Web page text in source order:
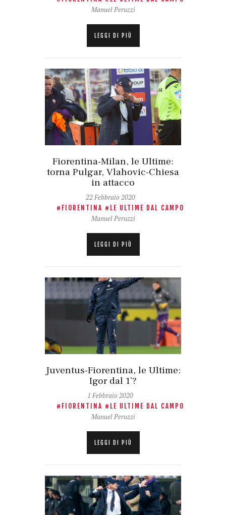
Manuel Peruzzi
LEGGI DI PIÙ
Fiorentina-Milan, le Ultime:
torna Pulgar, Vlahovic-Chiesa
in attacco
22 Febbraio 2020
FIORENTINA LE ULTIME DAL CAMPO
Manuel Peruzzi
LEGGI DI PIÙ
Juventus-Fiorentina, le Ultime:
Igor dal 1’?
1 Febbraio 2020
FIORENTINA LE ULTIME DAL CAMPO
Manuel Peruzzi
LEGGI DI PIÙ